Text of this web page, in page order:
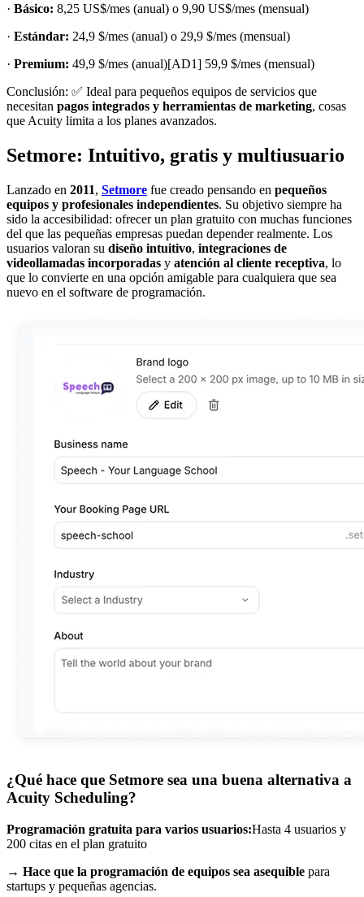
· Básico: 8,25 US$/mes (anual) o 9,90 US$/mes (mensual)
· Estándar: 24,9 $/mes (anual) o 29,9 $/mes (mensual)
· Premium: 49,9 $/mes (anual)[AD1] 59,9 $/mes (mensual)
Conclusión: ✅ Ideal para pequeños equipos de servicios que
necesitan pagos integrados y herramientas de marketing, cosas
que Acuity limita a los planes avanzados.
Setmore: Intuitivo, gratis y multiusuario
Lanzado en 2011, Setmore fue creado pensando en pequeños
equipos y profesionales independientes. Su objetivo siempre ha
sido la accesibilidad: ofrecer un plan gratuito con muchas funciones
del que las pequeñas empresas puedan depender realmente. Los
usuarios valoran su diseño intuitivo, integraciones de
videollamadas incorporadas y atención al cliente receptiva, lo
que lo convierte en una opción amigable para cualquiera que sea
nuevo en el software de programación.
¿Qué hace que Setmore sea una buena alternativa a
Acuity Scheduling?
Programación gratuita para varios usuarios:Hasta 4 usuarios y
200 citas en el plan gratuito
→ Hace que la programación de equipos sea asequible para
startups y pequeñas agencias.